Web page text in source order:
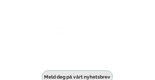
Meld deg på vårt nyhetsbrev